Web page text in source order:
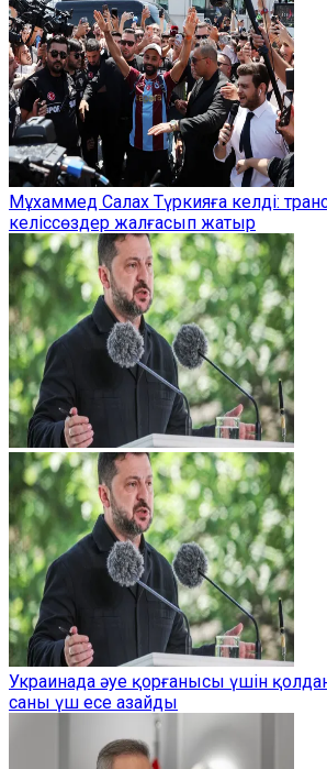
Мұхаммед Салах Түркияға келді:
келіссөздер жалғасып жатыр
Украинада әуе қорғанысы үшін
саны үш есе азайды